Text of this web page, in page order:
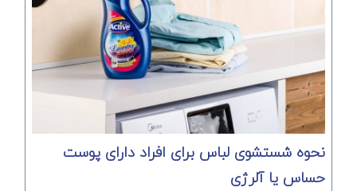
نحوه شستشوی لباس برای افراد دارای پوست
حساس یا آلرژی